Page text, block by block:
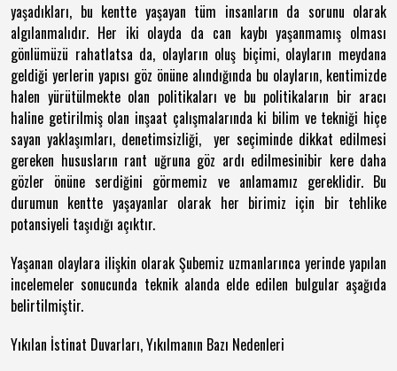
yaşadıkları, bu kentte yaşayan tüm insanların da sorunu olarak
algılanmalıdır. Her iki olayda da can kaybı yaşanmamış olması
gönlümüzü rahatlatsa da, olayların oluş biçimi, olayların meydana
geldiği yerlerin yapısı göz önüne alındığında bu olayların, kentimizde
halen yürütülmekte olan politikaları ve bu politikaların bir aracı
haline getirilmiş olan inşaat çalışmalarında ki bilim ve tekniği hiçe
sayan yaklaşımları, denetimsizliği, yer seçiminde dikkat edilmesi
gereken hususların rant uğruna göz ardı edilmesinibir kere daha
gözler önüne serdiğini görmemiz ve anlamamız gereklidir. Bu
durumun kentte yaşayanlar olarak her birimiz için bir tehlike
potansiyeli taşıdığı açıktır.
Yaşanan olaylara ilişkin olarak Şubemiz uzmanlarınca yerinde yapılan
incelemeler sonucunda teknik alanda elde edilen bulgular aşağıda
belirtilmiştir.
Yıkılan İstinat Duvarları, Yıkılmanın Bazı Nedenleri